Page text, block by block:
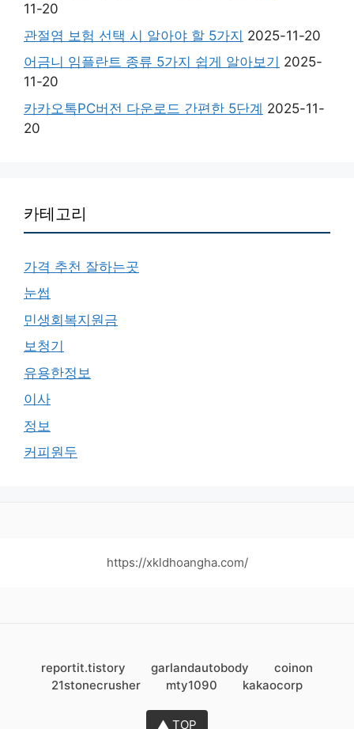
11-20
관절염 보험 선택 시 알아야 할 5가지 2025-11-20
어금니 임플란트 종류 5가지 쉽게 알아보기 2025-
11-20
카카오톡PC버전 다운로드 간편한 5단계 2025-11-
20
카테고리
가격 추천 잘하는곳
눈썹
민생회복지원금
보청기
유용한정보
이사
정보
커피원두
https://xkldhoangha.com/
reportit.tistory garlandautobody
coinon
21stonecrusher
mty1090 kakaocorp
▲ TOP